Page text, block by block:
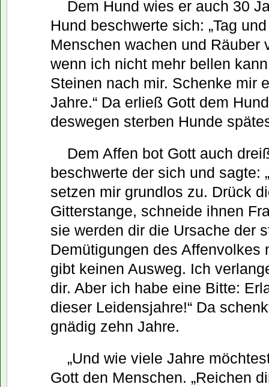
Dem Hund wies er auch 30
Hund beschwerte sich: „Tag
Menschen wachen und Räuber
wenn ich nicht mehr bellen
Steinen nach mir. Schenke mir
Jahre.“ Da erließ Gott dem
deswegen sterben Hunde
Dem Affen bot Gott auch
beschwerte der sich und sagte:
setzen mir grundlos zu. Drück
Gitterstange, schneide ihnen
sie werden dir die Ursache der
Demütigungen des Affenvolkes
gibt keinen Ausweg. Ich
dir. Aber ich habe eine Bitte:
dieser Leidensjahre!“ Da
gnädig zehn Jahre.
„Und wie viele Jahre
Gott den Menschen. „Reichen